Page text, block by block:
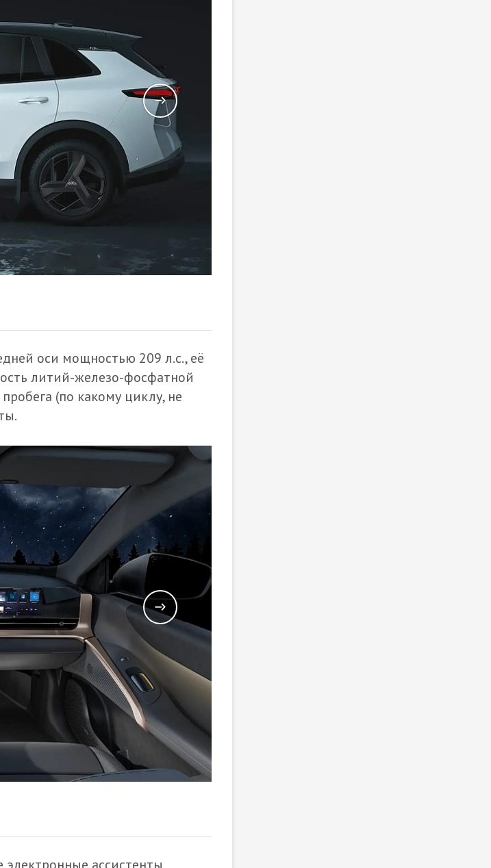
оси мощностью 209 л.с., её
литий-железо-фосфатной
(по какому циклу, не
ассистенты